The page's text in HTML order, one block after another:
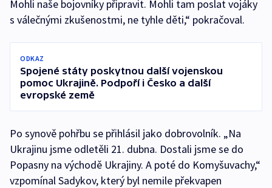
Mohli naše bojovníky připravit. Mohli tam poslat vojáky
s válečnými zkušenostmi, ne tyhle děti,“ pokračoval.
ODKAZ
Spojené státy poskytnou další vojenskou
pomoc Ukrajině. Podpoří i Česko a další
evropské země
Po synově pohřbu se přihlásil jako dobrovolník. „Na
Ukrajinu jsme odletěli 21. dubna. Dostali jsme se do
Popasny na východě Ukrajiny. A poté do Komyšuvachy,“
vzpomínal Sadykov, který byl nemile překvapen